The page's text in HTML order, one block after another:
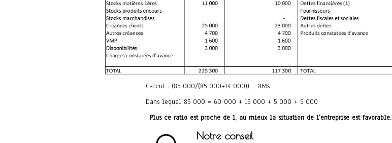
Calcul : (85 000/(85 000+14 000)) = 86%
Dans lequel 85 000 = 60 000 + 15 000 + 5 000 + 5 000
Plus ce ratio est proche de 1, au mieux la situation de l’entreprise est favorable.
Notre conseil